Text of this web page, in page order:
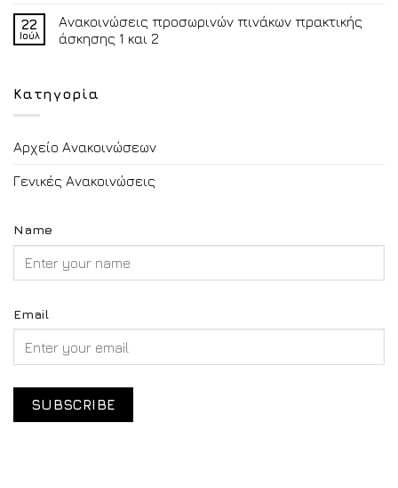
22
Ιούλ
Ανακοινώσεις προσωρινών πινάκων πρακτικής
άσκησης 1 και 2
Κατηγορία
Αρχείο Ανακοινώσεων
Γενικές Ανακοινώσεις
Name
Email